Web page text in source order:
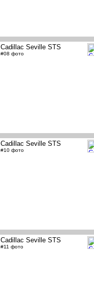
Cadillac Seville STS
#08 фото
Cadillac Seville STS
#10 фото
Cadillac Seville STS
#11 фото